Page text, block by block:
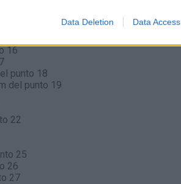
Data Deletion Data Access
14
16
punto 18
del punto 19
22
25
26
27